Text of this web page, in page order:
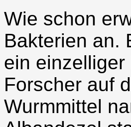
Wie schon
Bakterien an.
ein
Forscher auf
Wurmmittel